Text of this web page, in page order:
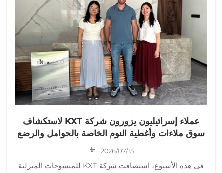
عملاء إسرائيليون يزورون شركة KXT لاستكشاف
سوق ملاءات وأغطية النوم الخاصة بالحوامل والرضع
2026/07/15
في هذه الأسبوع، استضافت شركة KXT للمنسوجات المنزلية